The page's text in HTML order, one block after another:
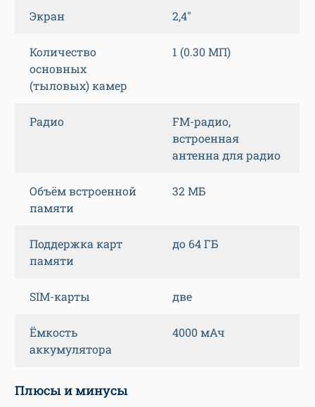
Экран 2,4″
Количество
основных
(тыловых) камер
1 (0.30 МП)
Радио
FM-радио,
встроенная
антенна для радио
Объём встроенной
памяти
32 МБ
Поддержка карт
памяти
до 64 ГБ
SIM-карты две
Ёмкость
аккумулятора
4000 мАч
Плюсы и минусы